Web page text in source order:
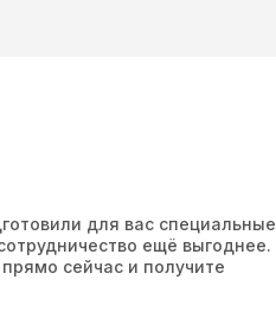
для вас специальные
ещё выгоднее.
сейчас и получите